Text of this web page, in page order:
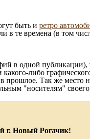
быть и ретро
те времена (в том
в одной публикации),
либо
прошлое. Так же место
"носителям"
г. Новый Рогачик!